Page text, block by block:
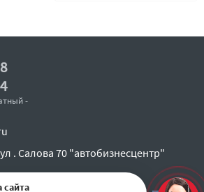
-
. Салова 70 "автобизнесцентр"
сайта